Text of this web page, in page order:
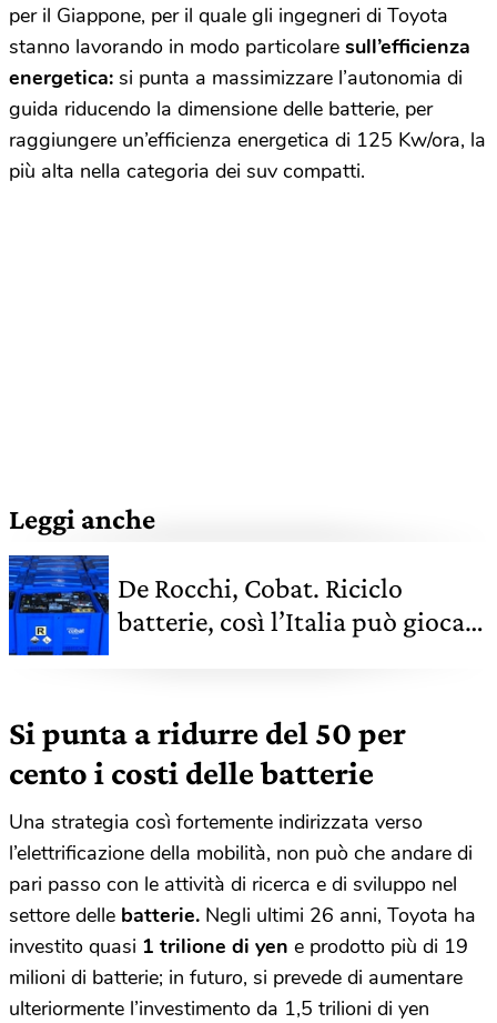
per il Giappone, per il quale gli ingegneri di Toyota
stanno lavorando in modo particolare sull’efficienza
energetica: si punta a massimizzare l’autonomia di
guida riducendo la dimensione delle batterie, per
raggiungere un’efficienza energetica di 125 Kw/ora, la
più alta nella categoria dei suv compatti.
Leggi anche
De Rocchi, Cobat. Riciclo
batterie, così l’Italia può giocare
Si punta a ridurre del 50 per
cento i costi delle batterie
Una strategia così fortemente indirizzata verso
l’elettrificazione della mobilità, non può che andare di
pari passo con le attività di ricerca e di sviluppo nel
settore delle batterie. Negli ultimi 26 anni, Toyota ha
investito quasi 1 trilione di yen e prodotto più di 19
milioni di batterie; in futuro, si prevede di aumentare
ulteriormente l’investimento da 1,5 trilioni di yen